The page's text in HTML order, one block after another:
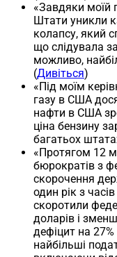
«Завдяки моїй
Штати уникли
колапсу, який
що слідувала
можливо,
(Дивіться)
«Під моїм
газу в США
нафти в США
ціна бензину
багатьох
«Протягом 12
бюрократів з
скорочення
один рік з
скоротили
доларів і
дефіцит на
найбільші